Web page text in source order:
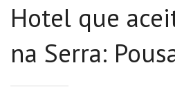
Hotel que
na Serra: